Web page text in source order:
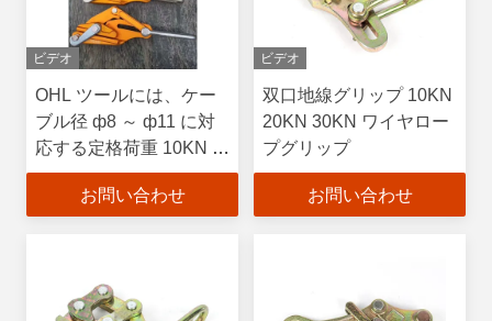
ビデオ
OHL ツールには、ケー
ブル径 ф8 ～ ф11 に対
応する定格荷重 10KN の
クランプと 3.9kg の軽量
設計が付属しています。
お問い合わせ
ビデオ
双口地線グリップ 10KN
20KN 30KN ワイヤロー
プグリップ
お問い合わせ